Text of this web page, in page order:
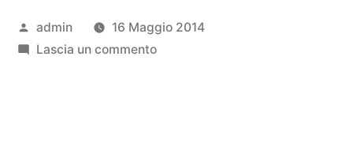
Pubblicato
da
admin
16 Maggio 2014
Lascia un commentosu